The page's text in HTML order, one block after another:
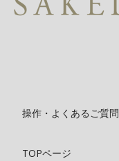
操作・よくあるご質問
TOPページ